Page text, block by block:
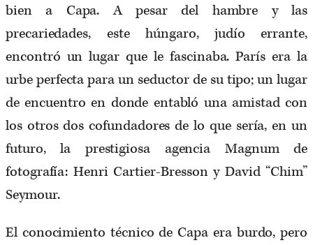
bien a Capa. A pesar del hambre y las
precariedades, este húngaro, judío errante,
encontró un lugar que le fascinaba. París era la
urbe perfecta para un seductor de su tipo; un lugar
de encuentro en donde entabló una amistad con
los otros dos cofundadores de lo que sería, en un
futuro, la prestigiosa agencia Magnum de
fotografía: Henri Cartier-Bresson y David “Chim”
Seymour.
El conocimiento técnico de Capa era burdo, pero